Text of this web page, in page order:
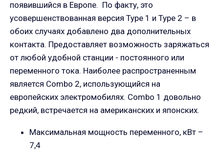
появившийся в Европе. По факту, это
усовершенствованная версия Type 1 и Type 2 – в
обоих случаях добавлено два дополнительных
контакта. Предоставляет возможность заряжаться
от любой удобной станции - постоянного или
переменного тока. Наиболее распространенным
является Combo 2, использующийся на
европейских электромобилях. Combo 1 довольно
редкий, встречается на американских и японских.
Максимальная мощность переменного, кВт –
7,4